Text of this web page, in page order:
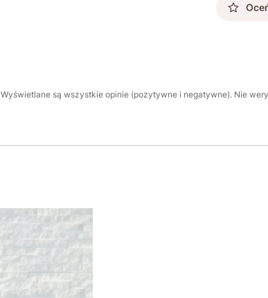
Wyświetlane są wszystkie opinie (pozytywne i negatywne). Nie